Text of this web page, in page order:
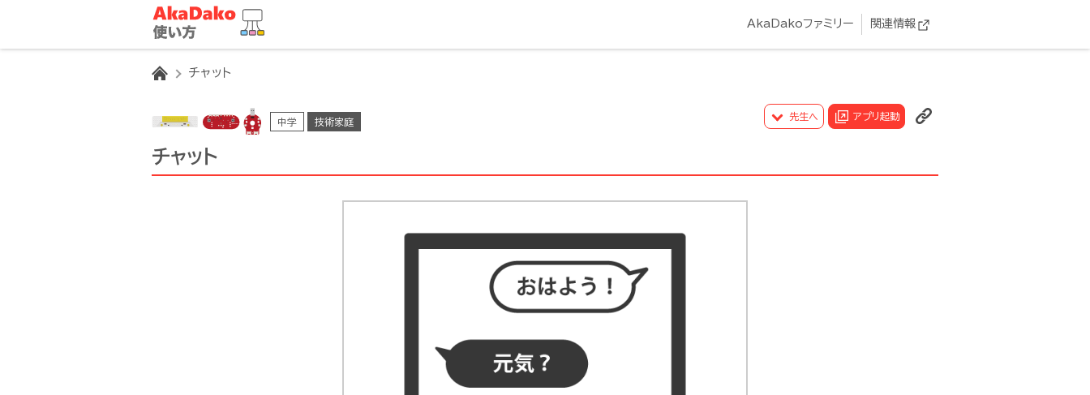
AkaDakoファミリー 関連情報
HOME
チャット
中学 技術家庭
チャット
先生へ アプリ起動